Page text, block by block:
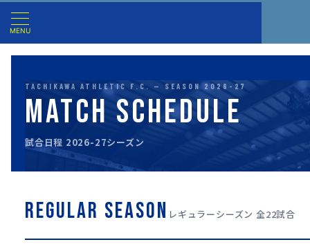
MENU
TACHIKAWA ATHLETIC F.C. — SEASON 2026-27
MATCH SCHEDULE
試合日程 2026-27シーズン
REGULAR SEASON レギュラーシーズン 全22試合